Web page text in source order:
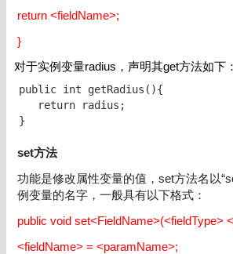
return <fieldName>;
}
对于实例变量radius，声明其get方法如下：
public int getRadius(){
   return radius;
}
set方法
功能是修改属性变量的值，set方法名以
例变量的名字，一般具有以下格式：
public void set<FieldName>(<fieldType>
<fieldName> = <paramName>;